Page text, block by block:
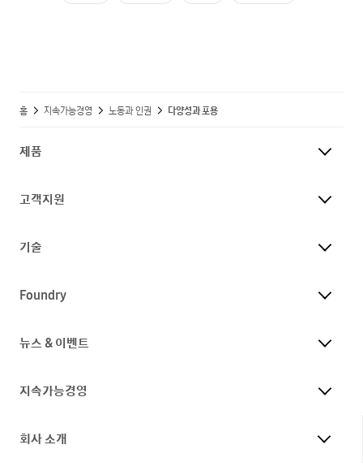
홈 지속가능경영 노동과 인권 다양성과 포용
제품
고객지원
기술
Foundry
뉴스 & 이벤트
지속가능경영
회사 소개